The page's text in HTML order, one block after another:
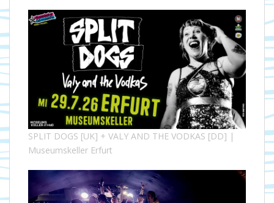
SPLIT DOGS [UK] + VALY AND THE VODKAS [DD] |
Museumskeller Erfurt